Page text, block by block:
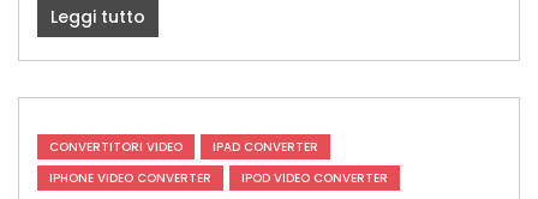
Leggi tutto
CONVERTITORI VIDEO
IPAD CONVERTER
IPHONE VIDEO CONVERTER
IPOD VIDEO CONVERTER